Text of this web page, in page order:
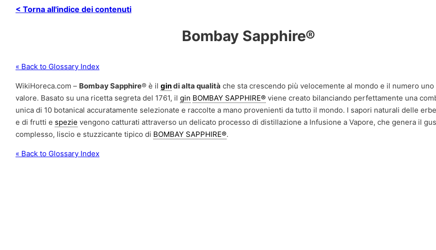
< Torna all'indice dei contenuti
Bombay Sapphire®
« Back to Glossary Index
WikiHoreca.com – Bombay Sapphire® è il gindi alta qualità che sta crescendo più velocemente al mondo e il numero
valore. Basato su una ricetta segreta del 1761, il gin BOMBAY SAPPHIRE® viene creato bilanciando perfettamente una
unica di 10 botanical accuratamente selezionate e raccolte a mano provenienti da tutto il mondo. I sapori naturali delle
e di frutti e spezie vengono catturati attraverso un delicato processo di distillazione a Infusione a Vapore, che genera il
complesso, liscio e stuzzicante tipico di BOMBAY SAPPHIRE®.
« Back to Glossary Index